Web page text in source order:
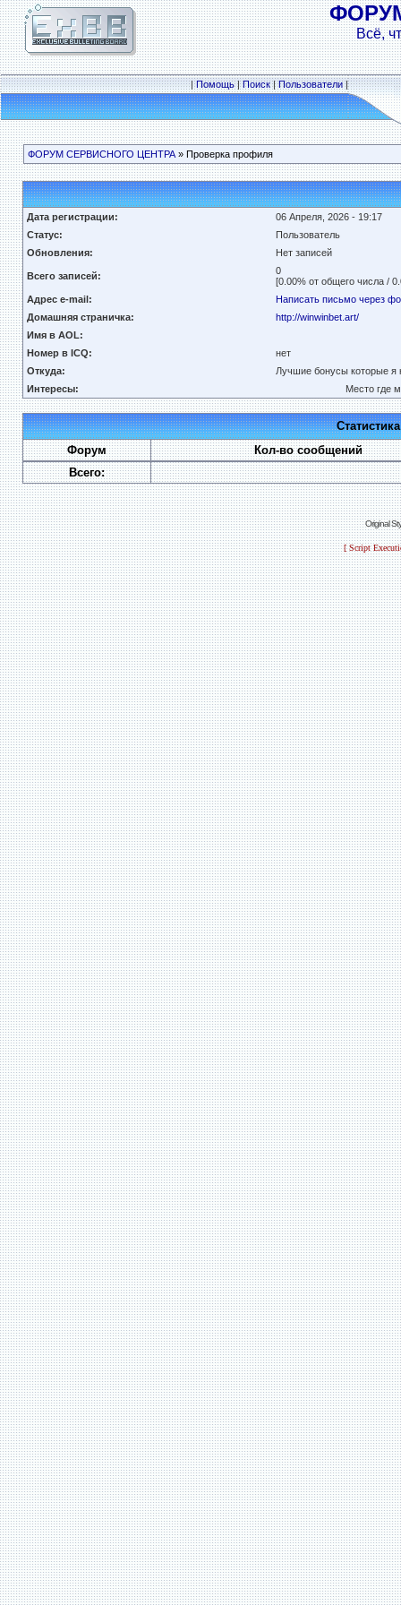
Всё,
|Помощь|Поиск|Пользователи|
ФОРУМ СЕРВИСНОГО ЦЕНТРА» Проверка профиля
Дата регистрации:
06 Апреля, 2026 - 19:17
Статус:
Пользователь
Обновления:
Нет записей
Всего записей:
0
[0.00% от общего числа /
Адрес e-mail:
Написать письмо через
Домашняя страничка:
http://winwinbet.art/
Имя в AOL:
Номер в ICQ:
нет
Откуда:
Лучшие бонусы которые я
Интересы:
Место где
Форум
Кол-во сообщений
Всего:
Original
[ Script